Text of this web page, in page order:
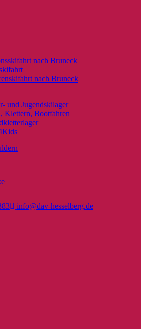
nach Bruneck
nach Bruneck
und Jugendskilager
Klettern, Bootfahren
info@dav-hesselberg.de